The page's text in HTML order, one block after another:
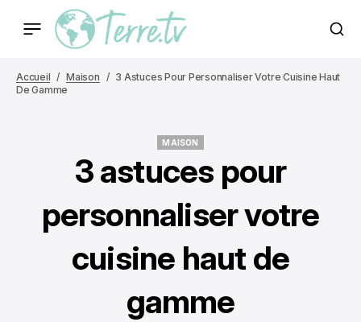
Accueil Maison
3 Astuces Pour Personnaliser Votre Cuisine Haut
De Gamme
MAISON
3 astuces pour
personnaliser votre
cuisine haut de
gamme